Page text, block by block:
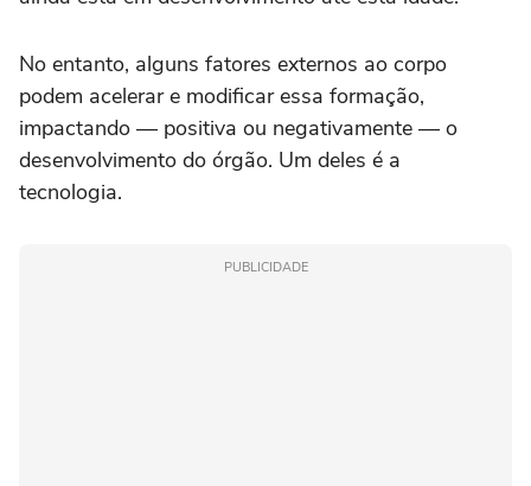
No entanto, alguns fatores externos ao corpo
podem acelerar e modificar essa formação,
impactando — positiva ou negativamente — o
desenvolvimento do órgão. Um deles é a
tecnologia.
PUBLICIDADE